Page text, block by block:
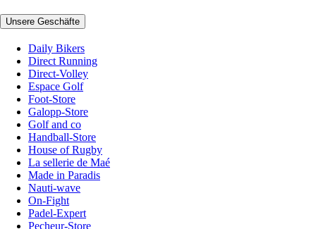
Unsere Geschäfte
Daily Bikers
Direct Running
Direct-Volley
Espace Golf
Foot-Store
Galopp-Store
Golf and co
Handball-Store
House of Rugby
La sellerie de Maé
Made in Paradis
Nauti-wave
On-Fight
Padel-Expert
Pecheur-Store